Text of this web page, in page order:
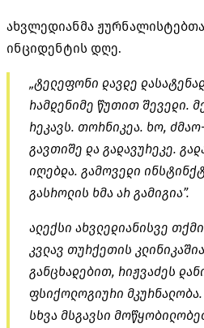
ახვლედიანმა
ინციდენტის დღე.
„ტელეფონი დავდე
რამდენიმე წუთით შევედი.
რეკავს. თორნიკეა. ხო,
გავთიშე და გადავურეკე.
იღებდა. გამოვედი
გასროლის ხმა არ გამიგია”.
ალექსი ახვლედიანისვე
კვლავ თურქეთის
განცხადებით, რიჟვაძეს
ფსიქოლოგიური
სხვა მსგავსი